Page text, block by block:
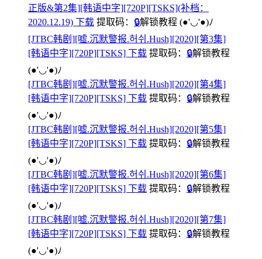
正版&第2集][韩语中字][720P][TSKS](补档：
2020.12.19) 下载 提取码： 🔒解锁教程 (●'◡'●)ﾉ
[JTBC韩剧][嘘.沉默警报.허쉬.Hush][2020][第3集]
[韩语中字][720P][TSKS] 下载 提取码： 🔒解锁教程
(●'◡'●)ﾉ
[JTBC韩剧][嘘.沉默警报.허쉬.Hush][2020][第4集]
[韩语中字][720P][TSKS] 下载 提取码： 🔒解锁教程
(●'◡'●)ﾉ
[JTBC韩剧][嘘.沉默警报.허쉬.Hush][2020][第5集]
[韩语中字][720P][TSKS] 下载 提取码： 🔒解锁教程
(●'◡'●)ﾉ
[JTBC韩剧][嘘.沉默警报.허쉬.Hush][2020][第6集]
[韩语中字][720P][TSKS] 下载 提取码： 🔒解锁教程
(●'◡'●)ﾉ
[JTBC韩剧][嘘.沉默警报.허쉬.Hush][2020][第7集]
[韩语中字][720P][TSKS] 下载 提取码： 🔒解锁教程
(●'◡'●)ﾉ